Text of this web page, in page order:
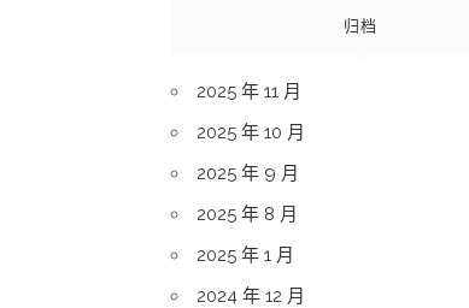
归档
2025 年 11 月
2025 年 10 月
2025 年 9 月
2025 年 8 月
2025 年 1 月
2024 年 12 月